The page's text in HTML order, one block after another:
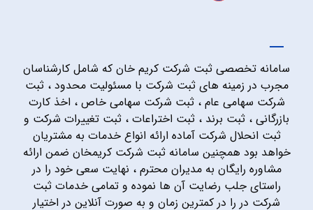
سامانه تخصصی ثبت شرکت کریم خان که شامل کارشناسان
مجرب در زمینه های ثبت شرکت با مسئولیت محدود ، ثبت
شرکت سهامی عام ، ثبت شرکت سهامی خاص ، اخذ کارت
بازرگانی ، ثبت برند ، ثبت اختراعات ، ثبت تغییرات شرکت و
ثبت انحلال شرکت آماده ارائه انواع خدمات به مشتریان
خواهد بود همچنین سامانه ثبت شرکت کریمخان ضمن ارائه
مشاوره رایگان به مدیران محترم ، نهایت سعی خود را در
راستای جلب رضایت آن ها نموده و تمامی خدمات ثبت
شرکت در را در کمترین زمان و به صورت آنلاین در اختیار